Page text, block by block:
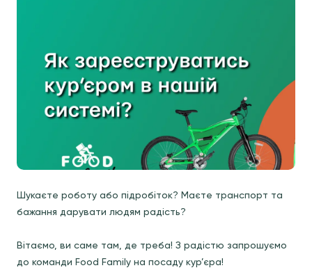
Шукаєте роботу або підробіток? Маєте транспорт та
бажання дарувати людям радість?
Вітаємо, ви саме там, де треба! З радістю запрошуємо
до команди Food Family на посаду кур’єра!